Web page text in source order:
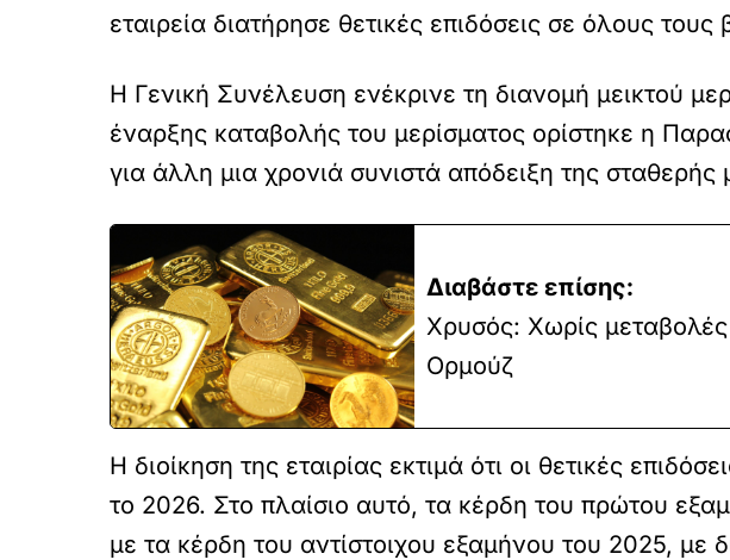
εταιρεία διατήρησε θετικές επιδόσεις σε όλους τους
Η Γενική Συνέλευση ενέκρινε τη διανομή μεικτού
έναρξης καταβολής του μερίσματος ορίστηκε η
για άλλη μια χρονιά συνιστά απόδειξη της σταθερής
Διαβάστε επίσης:
Χρυσός: Χωρίς
Ορμούζ
Η διοίκηση της εταιρίας εκτιμά ότι οι θετικές
το 2026. Στο πλαίσιο αυτό, τα κέρδη του πρώτου
με τα κέρδη του αντίστοιχου εξαμήνου του 2025, με